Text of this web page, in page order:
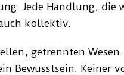
Jede Handlung,
kollektiv.
getrennten
Bewusstsein. Keiner